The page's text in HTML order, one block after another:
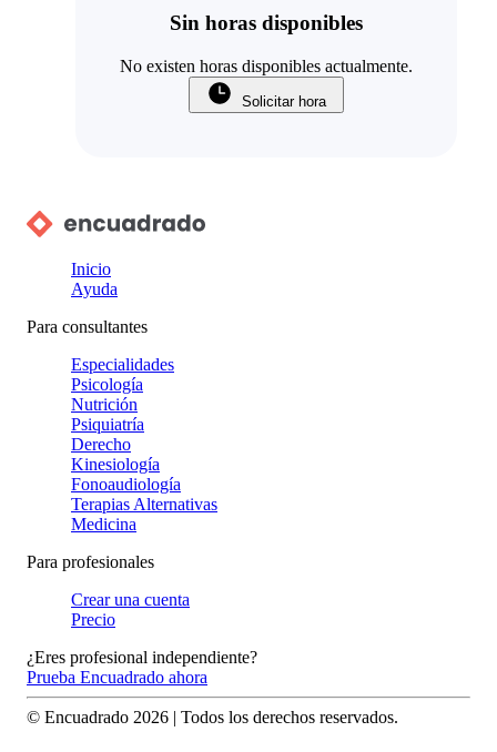
Sin horas disponibles
No existen horas disponibles actualmente.
Solicitar hora
Inicio
Ayuda
Para consultantes
Especialidades
Psicología
Nutrición
Psiquiatría
Derecho
Kinesiología
Fonoaudiología
Terapias Alternativas
Medicina
Para profesionales
Crear una cuenta
Precio
¿Eres profesional independiente?
Prueba Encuadrado ahora
© Encuadrado 2026 | Todos los derechos reservados.